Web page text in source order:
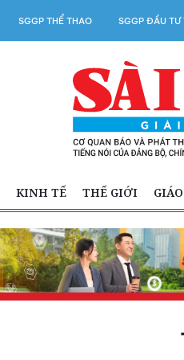
SGGP THỂ THAO SGGP ĐẦU TƯ
KINH TẾ THẾ GIỚI